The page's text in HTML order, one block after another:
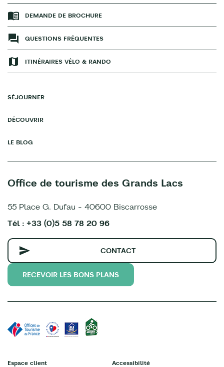
DEMANDE DE BROCHURE
QUESTIONS FRÉQUENTES
ITINÉRAIRES VÉLO & RANDO
SÉJOURNER
DÉCOUVRIR
LE BLOG
Office de tourisme des Grands Lacs
55 Place G. Dufau - 40600 Biscarrosse
Tél : +33 (0)5 58 78 20 96
CONTACT
RECEVOIR LES BONS PLANS
Espace client Accessibilité